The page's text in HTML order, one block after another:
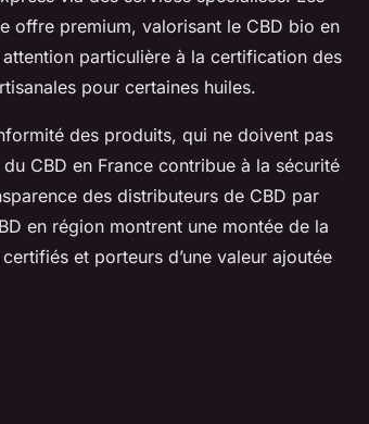
offre premium, valorisant le CBD bio en
particulière à la certification des
pour certaines huiles.
des produits, qui ne doivent pas
CBD en France contribue à la sécurité
des distributeurs de CBD par
en région montrent une montée de la
et porteurs d’une valeur ajoutée